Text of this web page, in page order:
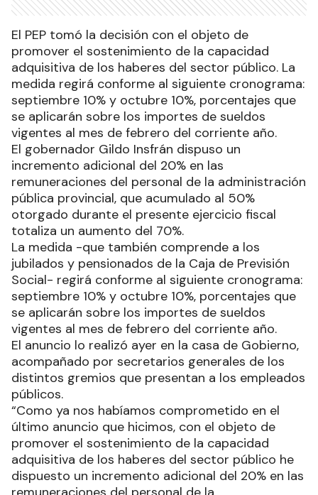
El PEP tomó la decisión con el objeto de
promover el sostenimiento de la capacidad
adquisitiva de los haberes del sector público. La
medida regirá conforme al siguiente cronograma:
septiembre 10% y octubre 10%, porcentajes que
se aplicarán sobre los importes de sueldos
vigentes al mes de febrero del corriente año.
El gobernador Gildo Insfrán dispuso un
incremento adicional del 20% en las
remuneraciones del personal de la administración
pública provincial, que acumulado al 50%
otorgado durante el presente ejercicio fiscal
totaliza un aumento del 70%.
La medida -que también comprende a los
jubilados y pensionados de la Caja de Previsión
Social- regirá conforme al siguiente cronograma:
septiembre 10% y octubre 10%, porcentajes que
se aplicarán sobre los importes de sueldos
vigentes al mes de febrero del corriente año.
El anuncio lo realizó ayer en la casa de Gobierno,
acompañado por secretarios generales de los
distintos gremios que presentan a los empleados
públicos.
“Como ya nos habíamos comprometido en el
último anuncio que hicimos, con el objeto de
promover el sostenimiento de la capacidad
adquisitiva de los haberes del sector público he
dispuesto un incremento adicional del 20% en las